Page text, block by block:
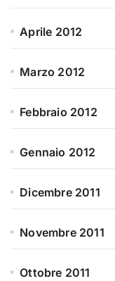
Aprile 2012
Marzo 2012
Febbraio 2012
Gennaio 2012
Dicembre 2011
Novembre 2011
Ottobre 2011